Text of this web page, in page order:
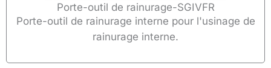
Porte-outil de rainurage-SGIVFR
Porte-outil de rainurage interne pour l'usinage de
rainurage interne.